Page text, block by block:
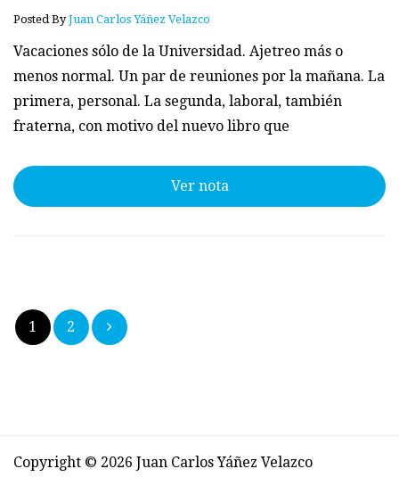
Posted ByJuan Carlos Yáñez Velazco
Vacaciones sólo de la Universidad. Ajetreo más o
menos normal. Un par de reuniones por la mañana. La
primera, personal. La segunda, laboral, también
fraterna, con motivo del nuevo libro que
Ver nota
Paginación
de
1 2
Copyright © 2026 Juan Carlos Yáñez Velazco